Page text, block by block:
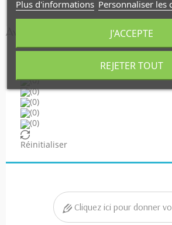
Avis
(0)
(0)
(0)
(0)
(0)
Réinitialiser
Cliquez ici pour donner
Plus d'informations Personnaliser les
REJETER TOUT
J'ACCEPTE